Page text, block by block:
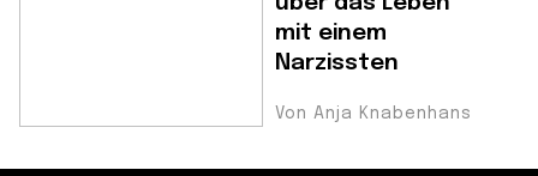
mit einem
Narzissten
Von Anja Knabenhans